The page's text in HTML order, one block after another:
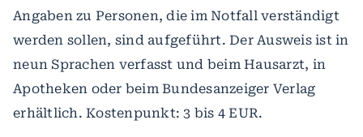
Angaben zu Personen, die im Notfall verständigt
werden sollen, sind aufgeführt. Der Ausweis ist in
neun Sprachen verfasst und beim Hausarzt, in
Apotheken oder beim Bundesanzeiger Verlag
erhältlich. Kostenpunkt: 3 bis 4 EUR.